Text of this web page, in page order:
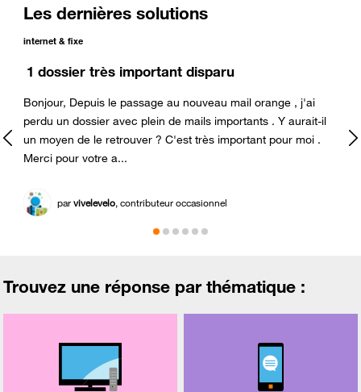
Les dernières solutions
internet & fixe
1 dossier très important disparu
Bonjour, Depuis le passage au nouveau mail orange , j'ai
perdu un dossier avec plein de mails importants . Y aurait-il
un moyen de le retrouver ? C'est très important pour moi .
Merci pour votre a...
parvivelevelo, contributeur occasionnel
Trouvez une réponse par thématique :